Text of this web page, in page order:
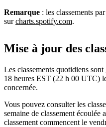
Remarque : les classements
surcharts.spotify.com.
Mise à jour des
Les classements quotidiens
18 heures EST (22 h 00 UTC)
concernée.
Vous pouvez consulter les
semaine de classement écoulée
classement commencent le